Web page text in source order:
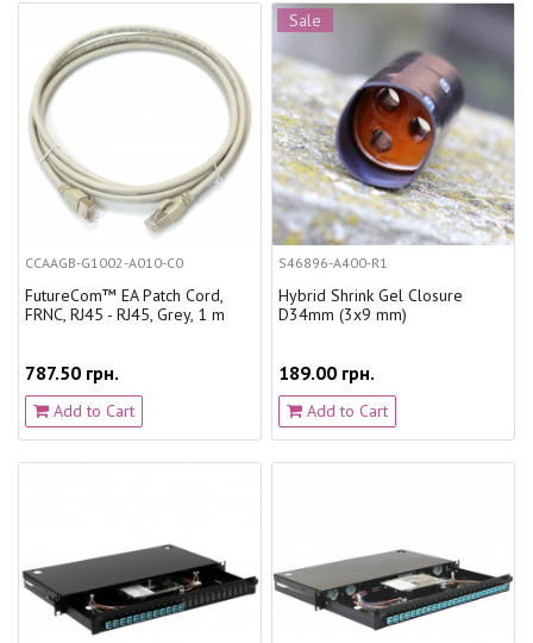
CCAAGB-G1002-A010-C0
FutureCom™ EA Patch Cord,
FRNC, RJ45 - RJ45, Grey, 1 m
787.50 грн.
Add to Cart
Sale
S46896-A400-R1
Hybrid Shrink Gel Closure
D34mm (3х9 mm)
189.00 грн.
Add to Cart